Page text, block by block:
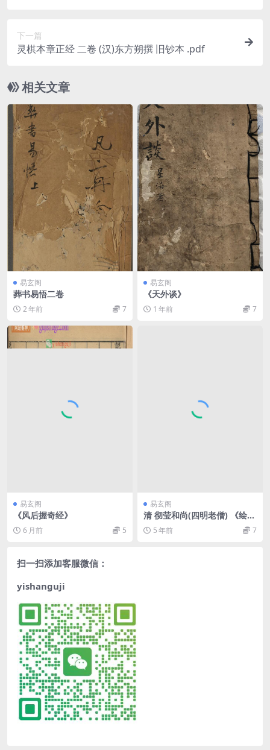
下一篇
灵棋本章正经 二卷 (汉)东方朔撰 旧钞本 .pdf
相关文章
易玄阁
葬书易悟二卷
2 年前 7
易玄阁
《天外谈》
1 年前 7
易玄阁
《风后握奇经》
6 月前 5
易玄阁
清 彻莹和尚(四明老僧) 《绘图
地理直指原真》(三合派).pdf
5 年前 7
扫一扫添加客服微信：
yishanguji